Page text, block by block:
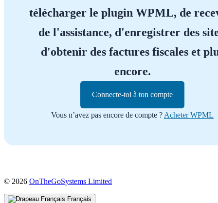
télécharger le plugin WPML, de
de l'assistance, d'enregistrer des
d'obtenir des factures fiscales et
encore.
Connecte-toi à ton compte
Vous n’avez pas encore de compte ? Acheter WPML
© 2026 OnTheGoSystems Limited
Français